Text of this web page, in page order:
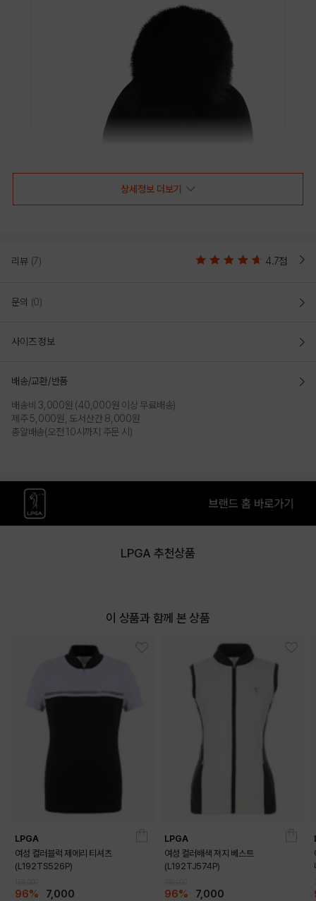
상세정보 더보기
리뷰 (7) 4.7점
문의 (0)
사이즈 정보
배송/교환/반품
배송비 3,000원 (40,000원 이상 무료배송)
제주 5,000원, 도서산간 8,000원
총알배송(오전 10시까지 주문 시)
LPGA 추천상품
이 상품과 함께 본 상품
LPGA
여성 컬러블럭 제에리 티셔츠
(L192TS526P)
96% 7,000
LPGA
여성 컬러배색 져지 베스트
(L192TJ574P)
96% 7,000